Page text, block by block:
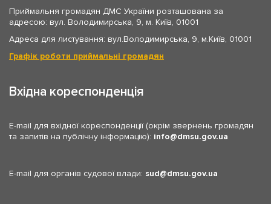
Приймальня громадян ДМС України розташована за
адресою: вул. Володимирська, 9, м. Київ, 01001
Адреса для листування: вул.Володимирська, 9, м.Київ, 01001
Графік роботи приймальні громадян
Вхідна кореспонденція
E-mail для вхідної кореспонденції (окрім звернень громадян
та запитів на публічну інформацію): info dmsu.gov.ua
E-mail для органів судової влади: sud dmsu.gov.ua